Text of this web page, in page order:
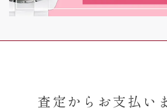
査定からお支払い